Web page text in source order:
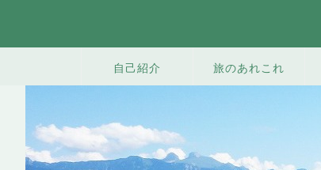
自己紹介 旅のあれこれ